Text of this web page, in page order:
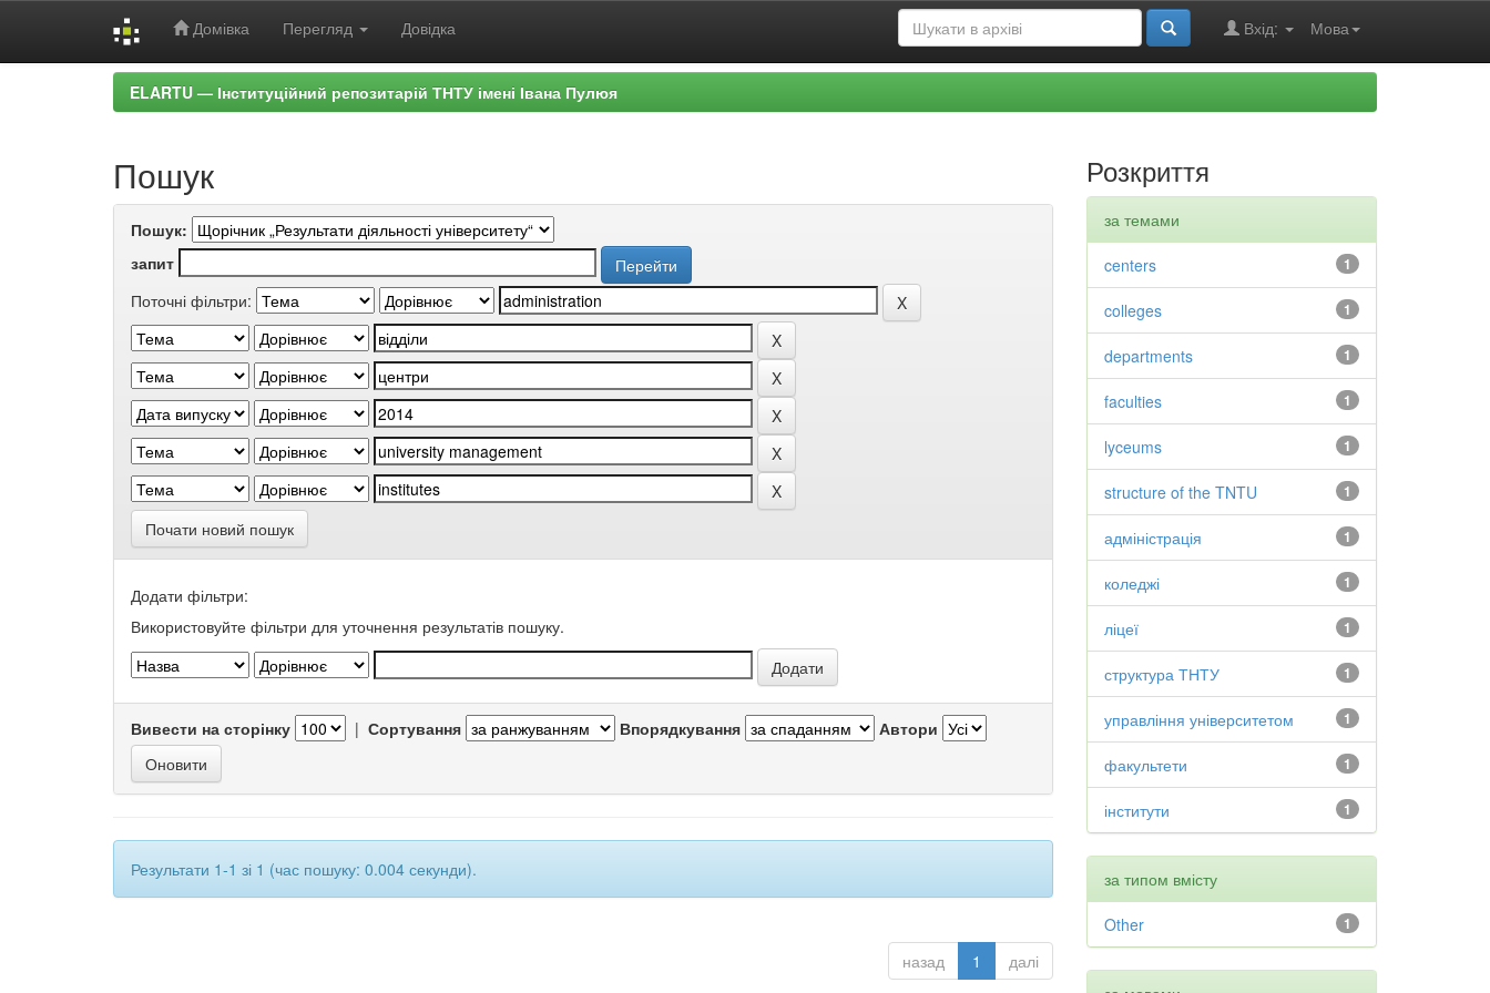
Домівка Перегляд Довідка Мова
Вхід:
ELARTU — Інституційний репозитарій ТНТУ імені Івана Пулюя
Пошук
Пошук:
запит
Поточні фільтри:
Почати новий пошук
Додати фільтри:
Використовуйте фільтри для уточнення результатів пошуку.
Вивести на сторінку | Сортування Впорядкування Автори
Результати 1-1 зі 1 (час пошуку: 0.004 секунди).
назад 1 далі
Розкриття
за темами
1
centers
1
colleges
1
departments
1
faculties
1
lyceums
1
structure of the TNTU
1
адміністрація
1
коледжі
1
ліцеї
1
структура ТНТУ
1
управління університетом
1
факультети
1
інститути
за типом вмісту
1
Other